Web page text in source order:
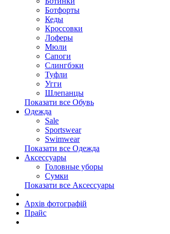
Ботфорты
Кеды
Кроссовки
Лоферы
Мюли
Сапоги
Слингбэки
Туфли
Угги
Шлепанцы
Показати все Обувь
Одежда
Sale
Sportswear
Swimwear
Показати все Одежда
Аксессуары
Головные уборы
Сумки
Показати все Аксессуары
Архів фотографій
Прайс